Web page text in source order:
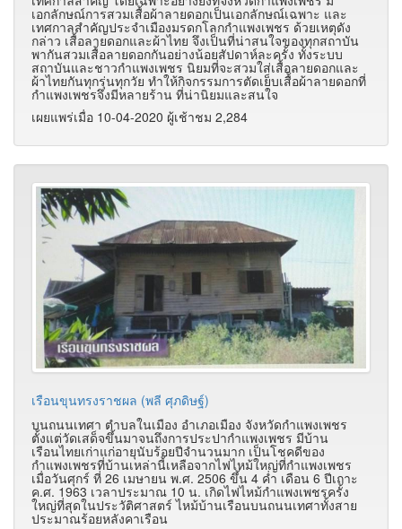
เอกลักษณ์การสวมเสื้อผ้าลายดอกเป็นเอกลักษณ์เฉพาะ และ
เทศกาลสำคัญประจำเมืองมรดกโลกกำแพงเพชร ด้วยเหตุดัง
กล่าว เสื้อลายดอกและผ้าไทย จึงเป็นที่น่าสนใจของทุกสถาบัน
พากันสวมเสื้อลายดอกกันอย่างน้อยสัปดาห์ละครั้ง ทั้งระบบ
สถาบันและชาวกำแพงเพชร นิยมที่จะสวมใส่เสื้อลายดอกและ
ผ้าไทยกันทุกรุ่นทุกวัย ทำให้กิจกรรมการตัดเย็บเสื้อผ้าลายดอกที่
กำแพงเพชรจึงมีหลายร้าน ที่น่านิยมและสนใจ
เผยแพร่เมื่อ 10-04-2020 ผู้เช้าชม 2,284
เรือนขุนทรงราชผล (พลี ศุภดิษฐ์)
บนถนนเทศา ตำบลในเมือง อำเภอเมือง จังหวัดกำแพงเพชร
ตั้งแต่วัดเสด็จขึ้นมาจนถึงการประปากำแพงเพชร มีบ้าน
เรือนไทยเก่าแก่อายุนับร้อยปีจำนวนมาก เป็นโชคดีของ
กำแพงเพชรที่บ้านเหล่านี้เหลือจากไฟไหม้ใหญ่ที่กำแพงเพชร
เมื่อวันศุกร์ ที่ 26 เมษายน พ.ศ. 2506 ขึ้น 4 ค่ำ เดือน 6 ปีเถาะ
ค.ศ. 1963 เวลาประมาณ 10 น. เกิดไฟไหม้กำแพงเพชรครั้ง
ใหญ่ที่สุดในประวัติศาสตร์ ไหม้บ้านเรือนบนถนนเทศาทั้งสาย
ประมาณร้อยหลังคาเรือน